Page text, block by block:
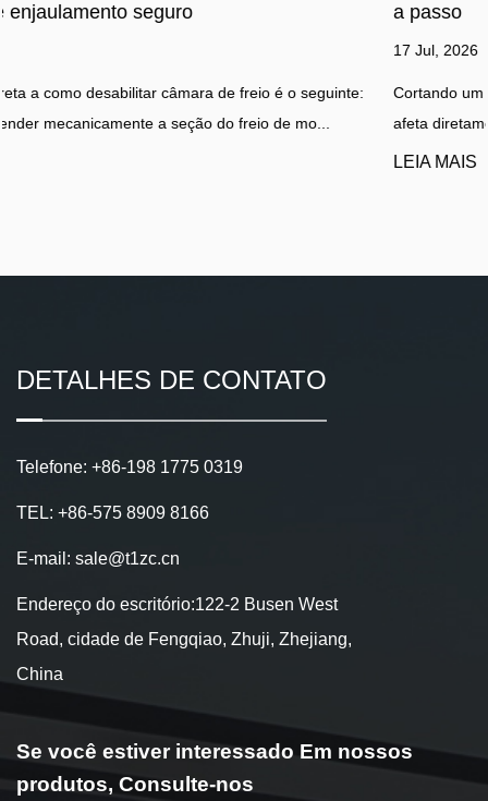
a passo
Cortando um câmara de freio haste é uma tarefa de
afeta diretamente a segurança e a conformidade de um sist...
DETALHES DE CONTATO
Telefone: +86-198 1775 0319
TEL: +86-575 8909 8166
E-mail: sale@t1zc.cn
Endereço do escritório:122-2 Busen West
Road, cidade de Fengqiao, Zhuji, Zhejiang,
China
Se você estiver interessado Em nossos
produtos, Consulte-nos